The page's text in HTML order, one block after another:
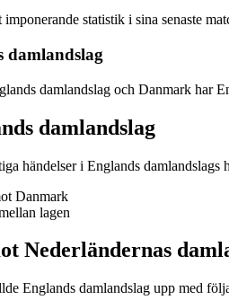
imponerande statistik i sina senaste
damlandslag
damlandslag och Danmark
damlandslag
händelser i Englands
Danmark
lagen
Nederländernas
Englands damlandslag upp med